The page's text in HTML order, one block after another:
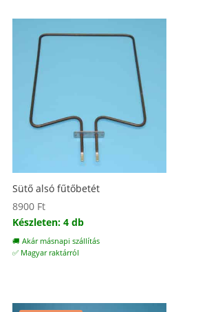
Sütő alsó fűtőbetét
8900 Ft
Készleten: 4 db
🚚 Akár másnapi szállítás
✅ Magyar raktárról